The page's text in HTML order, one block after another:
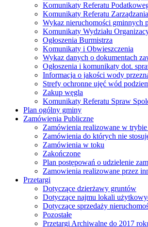
Komunikaty Referatu
Komunikaty Referatu
Wykaz nieruchomości gminnych
Komunikaty Wydziału
Ogłoszenia Burmistrza
Komunikaty i Obwieszczenia
Wykaz danych o dokumentach
Ogłoszenia i komunikaty dot.
Informacja o jakości wody
Strefy ochronne ujęć wód
Zakup węgla
Komunikaty Referatu Spraw
Plan ogólny gminy
Zamówienia Publiczne
Zamówienia realizowane w
Zamówienia do których nie
Zamówienia w toku
Zakończone
Plan postępowań o udzielenie
Zamowienia realizowane przez
Przetargi
Dotyczące dzierżawy gruntów
Dotyczące najmu lokali
Dotyczące sprzedaży
Pozostałe
Przetargi Archiwalne do 2017